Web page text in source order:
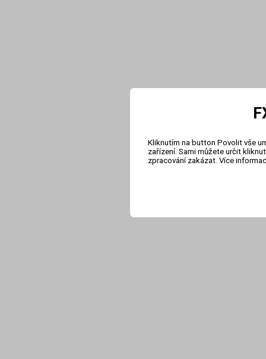
Kliknutím na button Povolit vše
zařízení. Sami můžete určit
zpracování zakázat. Více